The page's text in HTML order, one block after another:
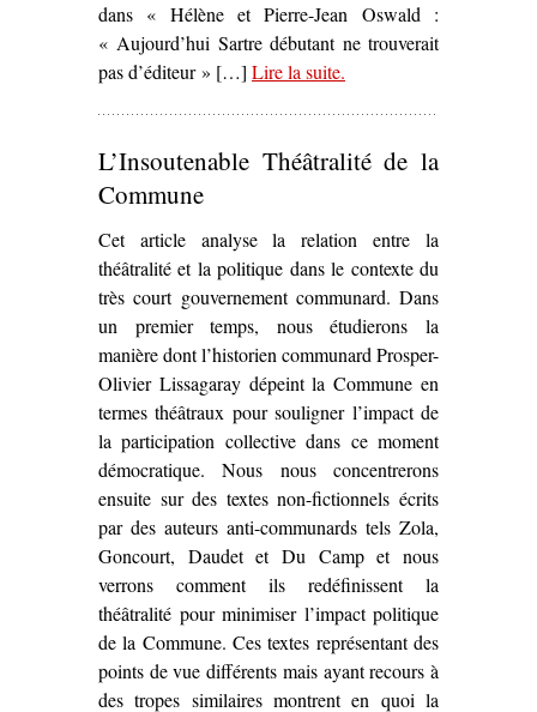
dans « Hélène et Pierre-Jean Oswald :
« Aujourd’hui Sartre débutant ne trouverait
pas d’éditeur » […] Lire la suite– ‘Quatre pièces sur la
.
L’Insoutenable Théâtralité de la
Commune
Cet article analyse la relation entre la
théâtralité et la politique dans le contexte du
très court gouvernement communard. Dans
un premier temps, nous étudierons la
manière dont l’historien communard Prosper-
Olivier Lissagaray dépeint la Commune en
termes théâtraux pour souligner l’impact de
la participation collective dans ce moment
démocratique. Nous nous concentrerons
ensuite sur des textes non-fictionnels écrits
par des auteurs anti-communards tels Zola,
Goncourt, Daudet et Du Camp et nous
verrons comment ils redéfinissent la
théâtralité pour minimiser l’impact politique
de la Commune. Ces textes représentant des
points de vue différents mais ayant recours à
des tropes similaires montrent en quoi la